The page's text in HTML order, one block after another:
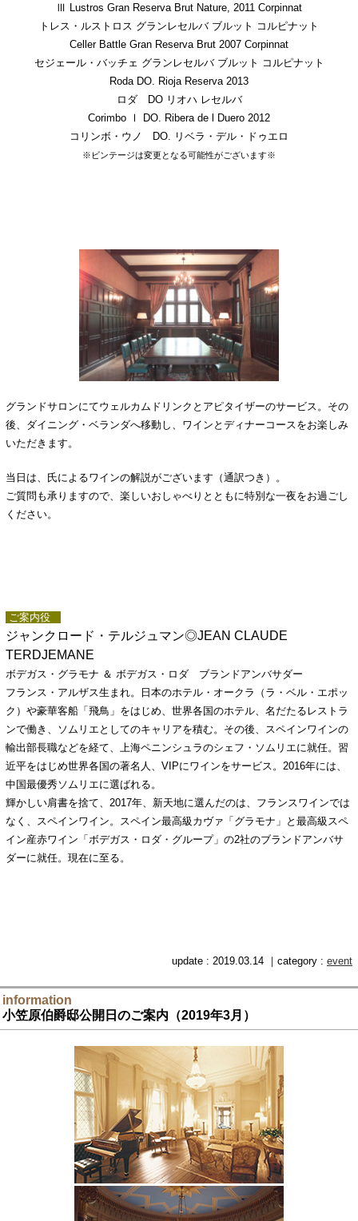
Ⅲ Lustros Gran Reserva Brut Nature, 2011 Corpinnat
トレス・ルストロス グランレセルバ ブルット コルピナット
Celler Battle Gran Reserva Brut 2007 Corpinnat
セジェール・バッチェ グランレセルバ ブルット コルピナット
Roda DO. Rioja Reserva 2013
ロダ DO リオハ レセルバ
Corimbo Ⅰ DO. Ribera de l Duero 2012
コリンボ・ウノ DO. リベラ・デル・ドゥエロ
※ビンテージは変更となる可能性がございます※
グランドサロンにてウェルカムドリンクとアピタイザーのサービス。その
後、ダイニング・ベランダへ移動し、ワインとディナーコースをお楽しみ
いただきます。
当日は、氏によるワインの解説がございます（通訳つき）。
ご質問も承りますので、楽しいおしゃべりとともに特別な一夜をお過ごし
ください。
ご案内役
ジャンクロード・テルジュマン◎JEAN CLAUDE
TERDJEMANE
ボデガス・グラモナ ＆ ボデガス・ロダ ブランドアンバサダー
フランス・アルザス生まれ。日本のホテル・オークラ（ラ・ベル・エポッ
ク）や豪華客船「飛鳥」をはじめ、世界各国のホテル、名だたるレストラ
ンで働き、ソムリエとしてのキャリアを積む。その後、スペインワインの
輸出部長職などを経て、上海ペニンシュラのシェフ・ソムリエに就任。習
近平をはじめ世界各国の著名人、VIPにワインをサービス。2016年には、
中国最優秀ソムリエに選ばれる。
輝かしい肩書を捨て、2017年、新天地に選んだのは、フランスワインでは
なく、スペインワイン。スペイン最高級カヴァ「グラモナ」と最高級スペ
イン産赤ワイン「ボデガス・ロダ・グループ」の2社のブランドアンバサ
ダーに就任。現在に至る。
update : 2019.03.14 ｜category : event
information
小笠原伯爵邸公開日のご案内（2019年3月）